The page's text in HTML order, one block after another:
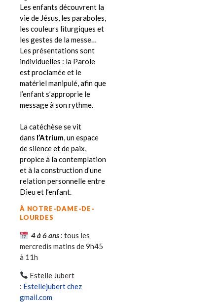
Les enfants découvrent la
vie de Jésus, les paraboles,
les couleurs liturgiques et
les gestes de la messe…
Les présentations sont
individuelles : la Parole
est proclamée et le
matériel manipulé, afin que
l’enfant s’approprie le
message à son rythme.
La catéchèse se vit
dans l’Atrium, un espace
de silence et de paix,
propice à la contemplation
et à la construction d’une
relation personnelle entre
Dieu et l’enfant.
À NOTRE-DAME-DE-
LOURDES
4 à 6 ans : tous les
mercredis matins de 9h45
à 11h
Estelle Jubert
: Estellejubert chez
gmail.com